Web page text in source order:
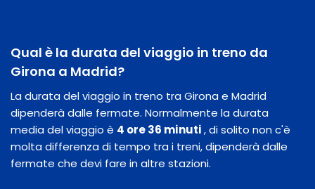
Qual è la durata del viaggio in treno da
Girona a Madrid?
La durata del viaggio in treno tra Girona e Madrid
dipenderà dalle fermate. Normalmente la durata
media del viaggio è 4 ore 36 minuti, di solito non c'è
molta differenza di tempo tra i treni, dipenderà dalle
fermate che devi fare in altre stazioni.